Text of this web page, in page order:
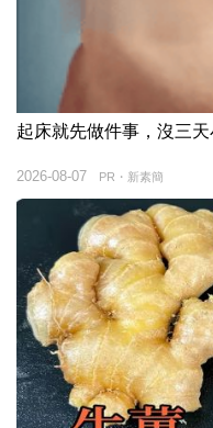
起床就先做件事，沒三
PR・新素簡
2026-08-07